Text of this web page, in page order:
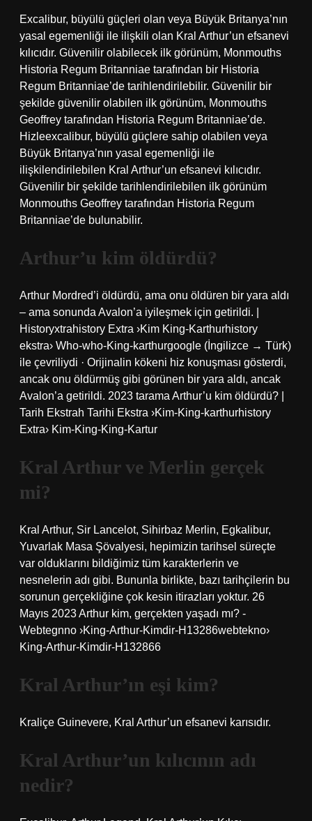
Excalibur, büyülü güçleri olan veya Büyük Britanya’nın
yasal egemenliği ile ilişkili olan Kral Arthur’un efsanevi
kılıcıdır. Güvenilir olabilecek ilk görünüm, Monmouths
Historia Regum Britanniae tarafından bir Historia
Regum Britanniae’de tarihlendirilebilir. Güvenilir bir
şekilde güvenilir olabilen ilk görünüm, Monmouths
Geoffrey tarafından Historia Regum Britanniae’de.
Hizleexcalibur, büyülü güçlere sahip olabilen veya
Büyük Britanya’nın yasal egemenliği ile
ilişkilendirilebilen Kral Arthur’un efsanevi kılıcıdır.
Güvenilir bir şekilde tarihlendirilebilen ilk görünüm
Monmouths Geoffrey tarafından Historia Regum
Britanniae’de bulunabilir.
Arthur’u kim öldürdü?
Arthur Mordred’i öldürdü, ama onu öldüren bir yara aldı
– ama sonunda Avalon’a iyileşmek için getirildi. |
Historyxtrahistory Extra ›Kim King-Karthurhistory
ekstra› Who-who-King-karthurgoogle (İngilizce → Türk)
ile çevriliydi · Orijinalin kökeni hiz konuşması gösterdi,
ancak onu öldürmüş gibi görünen bir yara aldı, ancak
Avalon’a getirildi. 2023 tarama Arthur’u kim öldürdü? |
Tarih Ekstrah Tarihi Ekstra ›Kim-King-karthurhistory
Extra› Kim-King-King-Kartur
Kral Arthur ve Merlin gerçek
mi?
Kral Arthur, Sir Lancelot, Sihirbaz Merlin, Egkalibur,
Yuvarlak Masa Şövalyesi, hepimizin tarihsel süreçte
var olduklarını bildiğimiz tüm karakterlerin ve
nesnelerin adı gibi. Bununla birlikte, bazı tarihçilerin bu
sorunun gerçekliğine çok kesin itirazları yoktur. 26
Mayıs 2023 Arthur kim, gerçekten yaşadı mı? -
Webtegnno ›King-Arthur-Kimdir-H13286webtekno›
King-Arthur-Kimdir-H132866
Kral Arthur’ın eşi kim?
Kraliçe Guinevere, Kral Arthur’un efsanevi karısıdır.
Kral Arthur’un kılıcının adı
nedir?